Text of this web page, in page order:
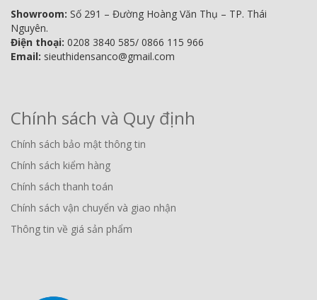
Showroom: Số 291 – Đường Hoàng Văn Thụ – TP. Thái
Nguyên.
Điện thoại: 0208 3840 585/ 0866 115 966
Email: sieuthidensanco@gmail.com
Chính sách và Quy định
Chính sách bảo mật thông tin
Chính sách kiểm hàng
Chính sách thanh toán
Chính sách vận chuyển và giao nhận
Thông tin về giá sản phẩm